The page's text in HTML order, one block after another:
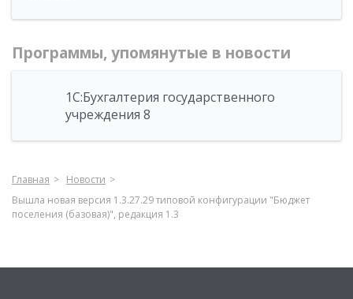
Программы, упомянутые в новости
1С:Бухгалтерия государственного
учреждения 8
Главная
Новости
Вышла новая версия 1.3.27.29 типовой конфигурации "Бюджет
поселения (базовая)", редакция 1.3